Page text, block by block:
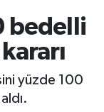
bedelli
yüzde 100